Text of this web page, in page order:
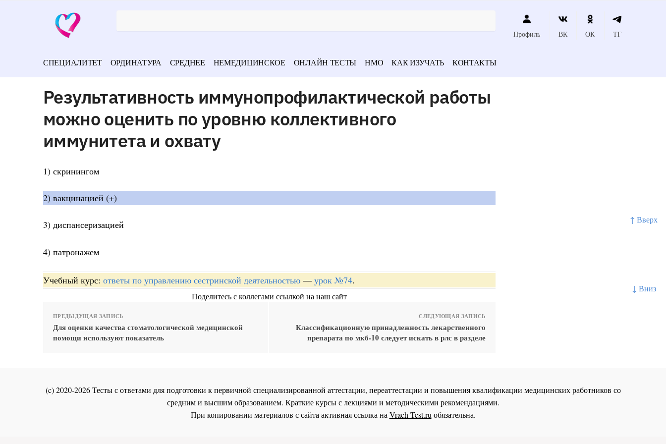
↑ Вверх
↓ Вниз
Профиль ВК ОК ТГ
СПЕЦИАЛИТЕТ ОРДИНАТУРА СРЕДНЕЕ НЕМЕДИЦИНСКОЕ ОНЛАЙН ТЕСТЫ НМО КАК ИЗУЧАТЬ КОНТАКТЫ
Результативность иммунопрофилактической работы
можно оценить по уровню коллективного
иммунитета и охвату
1) скринингом
2) вакцинацией (+)
3) диспансеризацией
4) патронажем
Учебный курс: ответы по управлению сестринской деятельностью — урок №74.
Поделитесь с коллегами ссылкой на наш сайт
ПРЕДЫДУЩАЯ ЗАПИСЬ
Для оценки качества стоматологической медицинской
помощи используют показатель
СЛЕДУЮЩАЯ ЗАПИСЬ
Классификационную принадлежность лекарственного
препарата по мкб-10 следует искать в рлс в разделе
(c) 2020-2026 Тесты с ответами для подготовки к первичной специализированной аттестации, переаттестации и повышения квалификации медицинских работников со
средним и высшим образованием. Краткие курсы с лекциями и методическими рекомендациями.
При копировании материалов с сайта активная ссылка наVrach-Test.ruобязательна.